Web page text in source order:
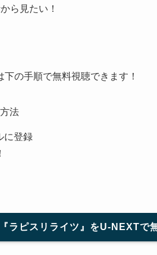
ら見たい！
下の手順で無料視聴できます！
法
に登録
ラピスリライツ』をU-NEXTで